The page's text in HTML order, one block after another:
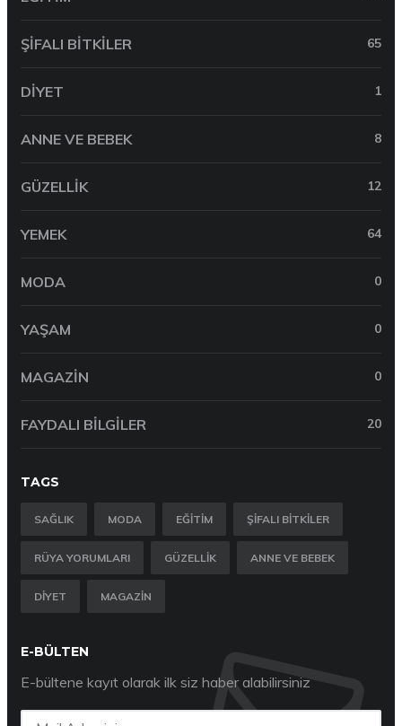
ŞIFALI BITKILER 65
DIYET 1
ANNE VE BEBEK 8
GÜZELLIK 12
YEMEK 64
MODA 0
YAŞAM 0
MAGAZIN 0
FAYDALI BILGILER 20
TAGS
SAĞLIK MODA EĞITIM ŞIFALI BITKILER
RÜYA YORUMLARI GÜZELLIK ANNE VE BEBEK
DIYET MAGAZIN
E-BÜLTEN
E-bültene kayıt olarak ilk siz haber alabilirsiniz